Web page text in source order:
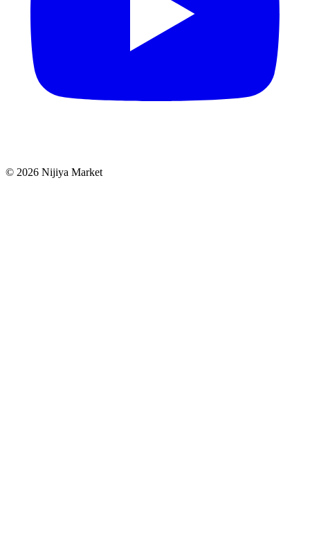
© 2026 Nijiya Market